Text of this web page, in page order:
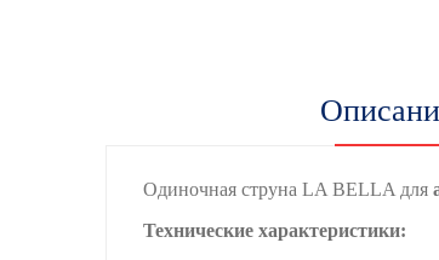
Одиночная струна LA BELLA для
Технические характеристики: